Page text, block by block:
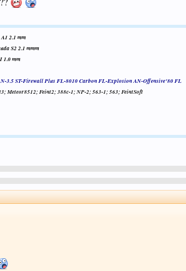
2.1 mm
S2 2.1 mmm
1.0 mm
3.5 ST-Firewall Plus FL-8010 Carbon FL-Explosion AN-Offensive'80 FL
Meteor8512; Feint2; 388c-1; NP-2; 563-1; 563; FeintSoft